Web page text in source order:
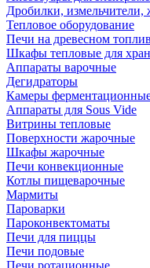
Дробилки, измельчители,
Тепловое оборудование
Печи на древесном
Шкафы тепловые для
Аппараты варочные
Дегидраторы
Камеры
Аппараты для Sous Vide
Витрины тепловые
Поверхности жарочные
Шкафы жарочные
Печи конвекционные
Котлы пищеварочные
Мармиты
Пароварки
Пароконвектоматы
Печи для пиццы
Печи подовые
Печи ротационные